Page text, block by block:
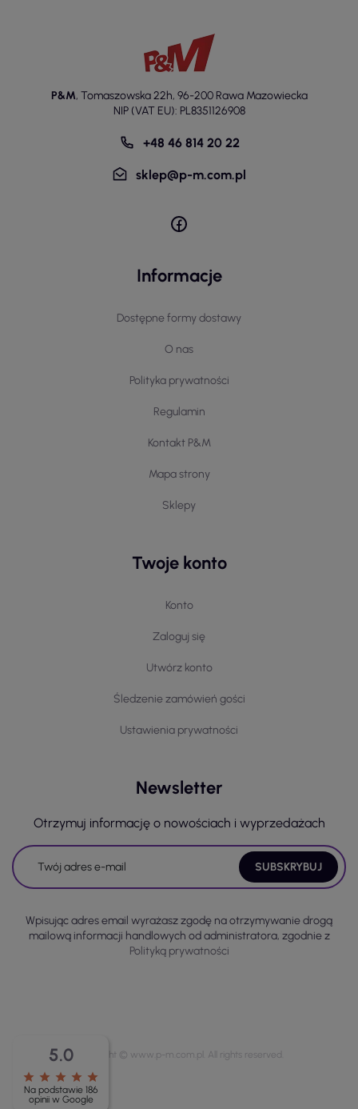
P&M, Tomaszowska 22h, 96-200 Rawa Mazowiecka
NIP (VAT EU): PL8351126908
+48 46 814 20 22
sklep@p-m.com.pl
Informacje
Dostępne formy dostawy
O nas
Polityka prywatności
Regulamin
Kontakt P&M
Mapa strony
Sklepy
Twoje konto
Konto
Zaloguj się
Utwórz konto
Śledzenie zamówień gości
Ustawienia prywatności
Newsletter
Otrzymuj informację o nowościach i wyprzedażach
Wpisując adres email wyrażasz zgodę na otrzymywanie drogą
mailową informacji handlowych od administratora, zgodnie z
Polityką prywatności
5.0
star star star star star
Na podstawie 186
opinii w Google
Copyright © www.p-m.com.pl. All rights reserved.